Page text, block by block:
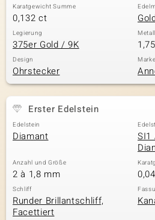
Classics
Karatgewicht Summe
0,132 ct
Legierung
375er Gold / 9K
Design
Ohrstecker
Marke
Erster Edelstein
Edelstein
Diamant
SI1
Anzahl und Größe
2 à 1,8 mm
Schliff
Runder Brillantschliff,
Facettiert